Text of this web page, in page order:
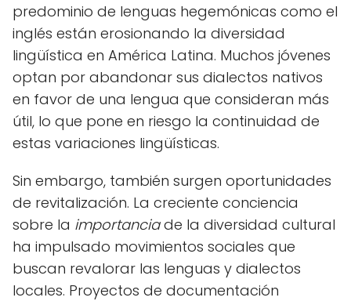
predominio de lenguas hegemónicas como el
inglés están erosionando la diversidad
lingüística en América Latina. Muchos jóvenes
optan por abandonar sus dialectos nativos
en favor de una lengua que consideran más
útil, lo que pone en riesgo la continuidad de
estas variaciones lingüísticas.
Sin embargo, también surgen oportunidades
de revitalización. La creciente conciencia
sobre la importanciade la diversidad cultural
ha impulsado movimientos sociales que
buscan revalorar las lenguas y dialectos
locales. Proyectos de documentación